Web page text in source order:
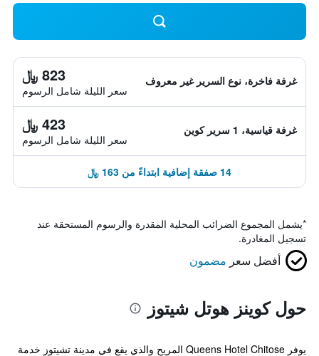
غرفة فاخرة، نوع السرير غير معروف 823 ﷼
سعر الليلة شامل الرسوم
غرفة قياسية، 1 سرير كوين 423 ﷼
سعر الليلة شامل الرسوم
14 صفقة إضافية ابتداءً من 163 ﷼
*يشمل المجموع الضرائب المحلية المقدرة والرسوم المستحقة عند
تسجيل المغادرة.
أفضل سعر مضمون
حول كوينز هوتل شيتوز
يوفر Queens Hotel Chitose المريح والذي يقع في مدينة تشيتوز خدمة